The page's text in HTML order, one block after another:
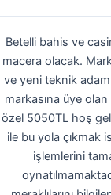
Betelli bahis ve
macera olacak.
ve yeni teknik
markasına üye olan
özel 5050TL hoş
ile bu yola çıkmak
işlemlerini